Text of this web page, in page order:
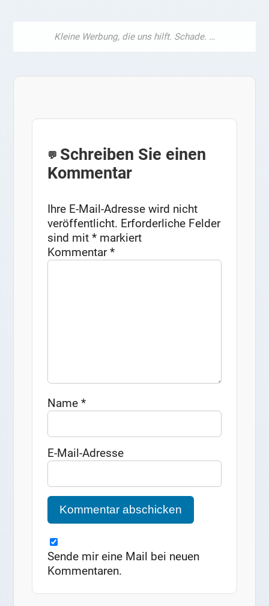
Schreiben Sie einen
Kommentar
Ihre E-Mail-Adresse wird nicht
veröffentlicht. Erforderliche Felder
sind mit* markiert
Kommentar*
Name*
E-Mail-Adresse
Sende mir eine Mail bei neuen
Kommentaren.